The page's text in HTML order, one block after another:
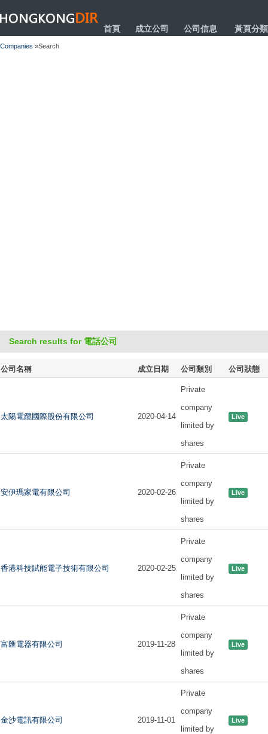
HONGKONGDIR
首頁 成立公司 公司信息 黃頁分類
Companies »Search
Search results for 電話公司
公司名稱 成立日期 公司類別 公司狀態
太陽電纜國際股份有限公司 2020-04-14
Private
company
limited by
shares
Live
安伊瑪家電有限公司 2020-02-26
Private
company
limited by
shares
Live
香港科技賦能電子技術有限公司 2020-02-25
Private
company
limited by
shares
Live
富匯電器有限公司 2019-11-28
Private
company
limited by
shares
Live
金沙電訊有限公司 2019-11-01
Private
company
limited by
Live